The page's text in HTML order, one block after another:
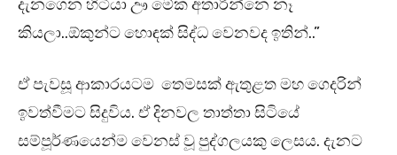
දැනගෙන හිටියා ඌ මේක අතාරින්නෙ නෑ
කියලා..ඕකුන්ට හොඳක් සිද්ධ වෙනවද ඉතින්..”
ඒ පැවසූ ආකාරයටම තෙමසක් ඇතුළත මහ ගෙදරින්
ඉවත්වීමට සිදුවිය. ඒ දිනවල තාත්තා සිටියේ
සම්පූර්ණයෙන්ම වෙනස් වූ පුද්ගලයකු ලෙසය. දැනට